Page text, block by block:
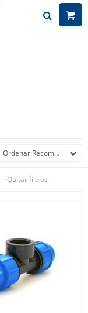
Recomendados
Quitar filtros